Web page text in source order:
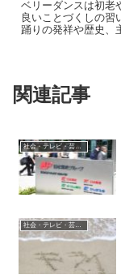
ベリーダンスは初老
良いことづくしの
踊りの発祥や歴史、
関連記事
社会・テレビ・芸能評
社会・テレビ・芸能評